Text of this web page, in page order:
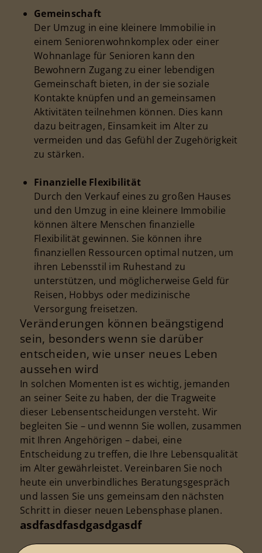
Gemeinschaft
Der Umzug in eine kleinere Immobilie in
einem Seniorenwohnkomplex oder einer
Wohnanlage für Senioren kann den
Bewohnern Zugang zu einer lebendigen
Gemeinschaft bieten, in der sie soziale
Kontakte knüpfen und an gemeinsamen
Aktivitäten teilnehmen können. Dies kann
dazu beitragen, Einsamkeit im Alter zu
vermeiden und das Gefühl der Zugehörigkeit
zu stärken.
Finanzielle Flexibilität
Durch den Verkauf eines zu großen Hauses
und den Umzug in eine kleinere Immobilie
können ältere Menschen finanzielle
Flexibilität gewinnen. Sie können ihre
finanziellen Ressourcen optimal nutzen, um
ihren Lebensstil im Ruhestand zu
unterstützen, und möglicherweise Geld für
Reisen, Hobbys oder medizinische
Versorgung freisetzen.
Veränderungen können beängstigend
sein, besonders wenn sie darüber
entscheiden, wie unser neues Leben
aussehen wird
In solchen Momenten ist es wichtig, jemanden
an seiner Seite zu haben, der die Tragweite
dieser Lebensentscheidungen versteht. Wir
begleiten Sie – und wennn Sie wollen, zusammen
mit Ihren Angehörigen – dabei, eine
Entscheidung zu treffen, die Ihre Lebensqualität
im Alter gewährleistet. Vereinbaren Sie noch
heute ein unverbindliches Beratungsgespräch
und lassen Sie uns gemeinsam den nächsten
Schritt in dieser neuen Lebensphase planen.
asdfasdfasdgasdgasdf